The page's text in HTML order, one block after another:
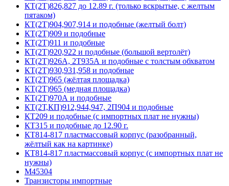
КТ(2Т)826,827 до 12.89 г. (только вскрытые, с желтым
пятаком)
КТ(2Т)904,907,914 и подобные (желтый болт)
КТ(2Т)909 и подобные
КТ(2Т)911 и подобные
КТ(2Т)920,922 и подобные (большой вертолёт)
КТ(2Т)926А, 2Т935А и подобные с толстым обхватом
КТ(2Т)930,931,958 и подобные
КТ(2Т)965 (жёлтая площадка)
КТ(2Т)965 (медная площадка)
КТ(2Т)970А и подобные
КТ(2Т,КП)912,944,947, 2П904 и подобные
КТ209 и подобные (с импортных плат не нужны)
КТ315 и подобные до 12.90 г.
КТ814-817 пластмассовый корпус (разобранный,
жёлтый как на картинке)
КТ814-817 пластмассовый корпус (с импортных плат не
нужны)
М45304
Транзисторы импортные